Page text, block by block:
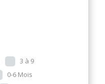
3 à 9
0-6 Mois